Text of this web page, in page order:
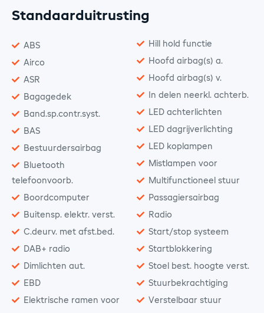
Standaarduitrusting
ABS
Airco
ASR
Bagagedek
Band.sp.contr.syst.
BAS
Bestuurdersairbag
Bluetooth
telefoonvoorb.
Boordcomputer
Buitensp. elektr. verst.
C.deurv. met afst.bed.
DAB+ radio
Dimlichten aut.
EBD
Elektrische ramen voor
Hill hold functie
Hoofd airbag(s) a.
Hoofd airbag(s) v.
In delen neerkl. achterb.
LED achterlichten
LED dagrijverlichting
LED koplampen
Mistlampen voor
Multifunctioneel stuur
Passagiersairbag
Radio
Start/stop systeem
Startblokkering
Stoel best. hoogte verst.
Stuurbekrachtiging
Verstelbaar stuur